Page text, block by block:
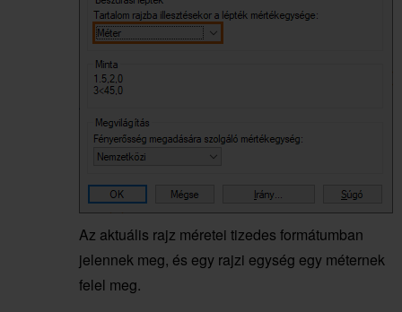
Az aktuális rajz méretei tizedes formátumban
jelennek meg, és egy rajzi egység egy méternek
felel meg.